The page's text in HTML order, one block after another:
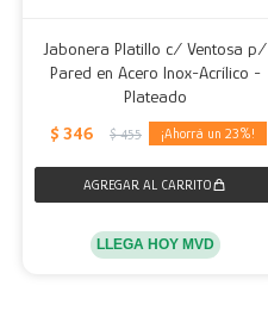
Jabonera Platillo c/ Ventosa p/
Pared en Acero Inox-Acrílico -
Plateado
$ 346 $ 455 23
LLEGA HOY MVD